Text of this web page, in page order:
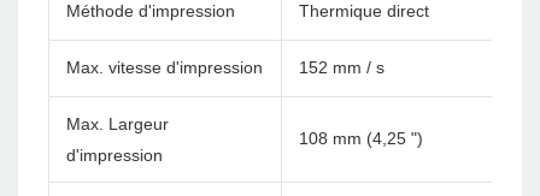
Méthode d'impression Thermique direct
Max. vitesse d'impression 152 mm / s
Max. Largeur
d'impression
108 mm (4,25 ")